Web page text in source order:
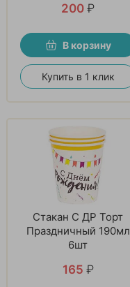
200 ₽
В корзину
Купить в 1 клик
Стакан С ДР Торт
Праздничный 190мл
6шт
165 ₽